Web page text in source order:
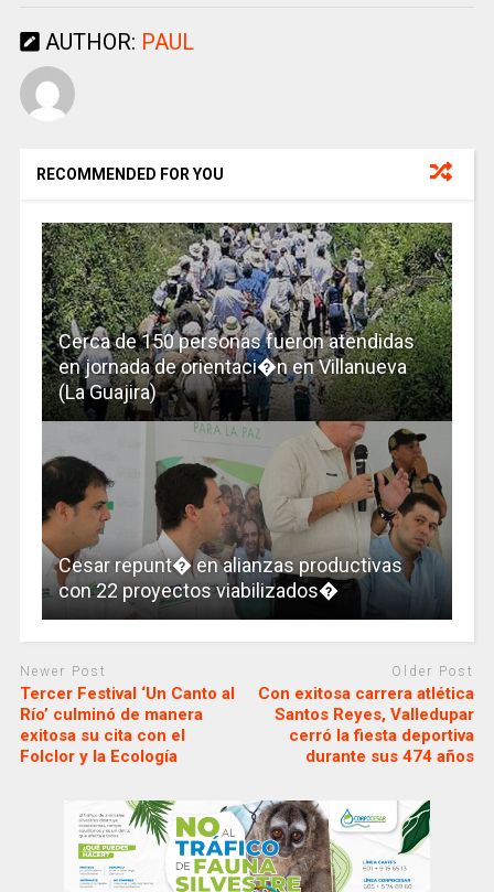
AUTHOR: PAUL
RECOMMENDED FOR YOU
Cerca de 150 personas fueron atendidas
en jornada de orientaci�n en Villanueva
(La Guajira)
Cesar repunt� en alianzas productivas
con 22 proyectos viabilizados�
Newer Post
Tercer Festival ‘Un Canto al
Río’ culminó de manera
exitosa su cita con el
Folclor y la Ecología
Older Post
Con exitosa carrera atlética
Santos Reyes, Valledupar
cerró la fiesta deportiva
durante sus 474 años